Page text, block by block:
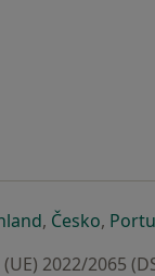
separador
novo separador
abre num
, Českoabre
,
2022/2065